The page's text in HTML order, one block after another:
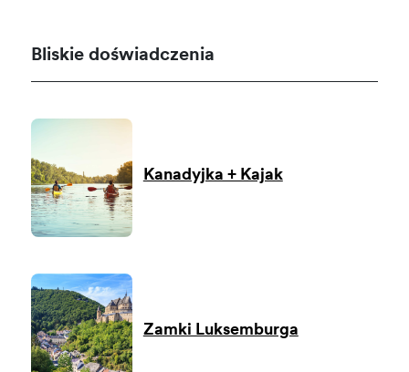
Bliskie doświadczenia
Kanadyjka + Kajak
Zamki Luksemburga